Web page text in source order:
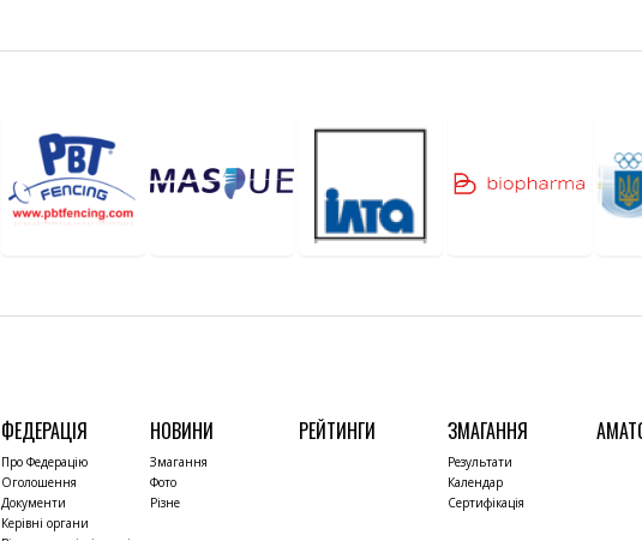
ФЕДЕРАЦІЯ
Про Федерацію
Оголошення
Документи
Керівні органи
НОВИНИ
Змагання
Фото
Різне
РЕЙТИНГИ ЗМАГАННЯ
Результати
Календар
Сертифікація